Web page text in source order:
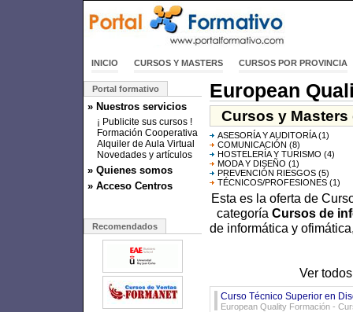
INICIO CURSOS Y MASTERS CURSOS POR PROVINCIA
Portal formativo
» Nuestros servicios
¡ Publicite sus cursos !
Formación Cooperativa
Alquiler de Aula Virtual
Novedades y artículos
» Quienes somos
» Acceso Centros
Recomendados
European
Cursos y
ASESORÍA Y AUDITORÍA(1)
COMUNICACIÓN (8)
HOSTELERÍA Y TURISMO (4)
MODA Y DISEÑO (1)
PREVENCIÓN RIESGOS (5)
TÉCNICOS/PROFESIONES (1)
Esta es la oferta de
categoría Cursos de
de informática y
Ver
Curso Técnico Superior en
European Quality Formación -